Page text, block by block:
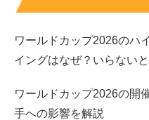
ワールドカップ2026のハ
イングはなぜ？いらない
ワールドカップ2026の開
手への影響を解説